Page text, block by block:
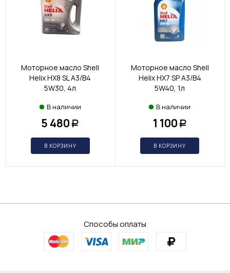
Моторное масло Shell
Helix HX8 SL A3/B4
5W30, 4л
В наличии
5 480 Р
В КОРЗИНУ
Моторное масло Shell
Helix HX7 SP A3/B4
5W40, 1л
В наличии
1 100 Р
В КОРЗИНУ
Способы оплаты